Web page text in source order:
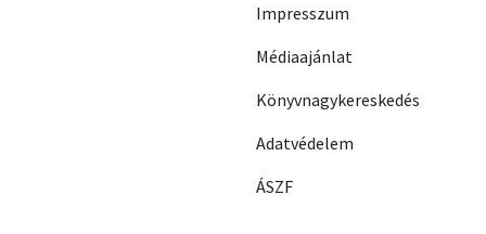
Impresszum
Médiaajánlat
Könyvnagykereskedés
Adatvédelem
ÁSZF